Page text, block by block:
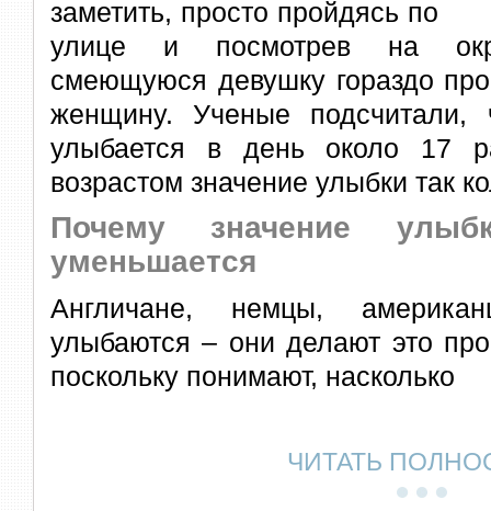
заметить, просто пройдясь по
улице и посмотрев на
смеющуюся девушку гораздо
женщину. Ученые подсчитали,
улыбается в день около 17
возрастом значение улыбки так
Почему значение
уменьшается
Англичане, немцы,
улыбаются – они делают это
поскольку понимают, насколько
ЧИТАТЬ